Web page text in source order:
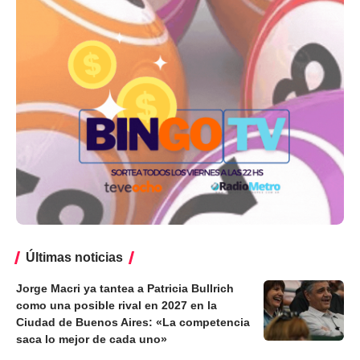
Últimas noticias
Jorge Macri ya tantea a Patricia Bullrich
como una posible rival en 2027 en la
Ciudad de Buenos Aires: «La competencia
saca lo mejor de cada uno»